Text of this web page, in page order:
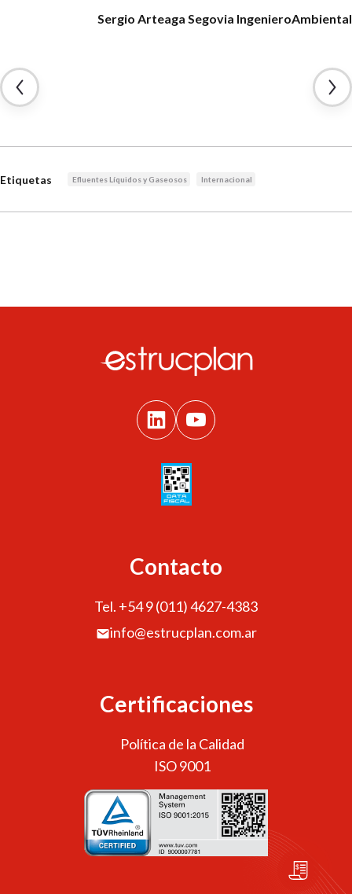
Sergio Arteaga Segovia IngenieroAmbiental
Etiquetas Efluentes Líquidos y Gaseosos Internacional
Contacto
Tel. +54 9 (011) 4627-4383
info@estrucplan.com.ar
Certificaciones
Política de la Calidad
ISO 9001